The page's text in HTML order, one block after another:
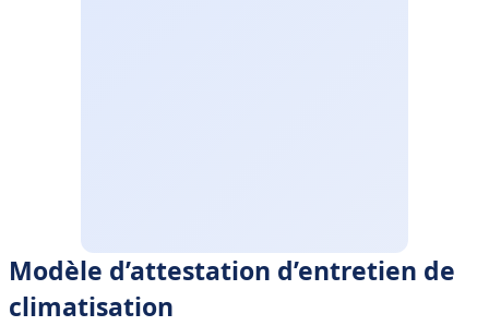
Modèle d’attestation d’entretien de
climatisation